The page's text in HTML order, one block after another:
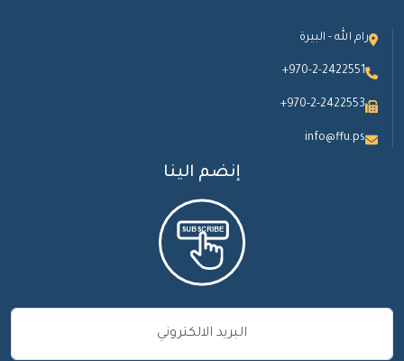
رام الله - البيرة
+970-2-2422551
+970-2-2422553
info@ffu.ps
إنضم الينا